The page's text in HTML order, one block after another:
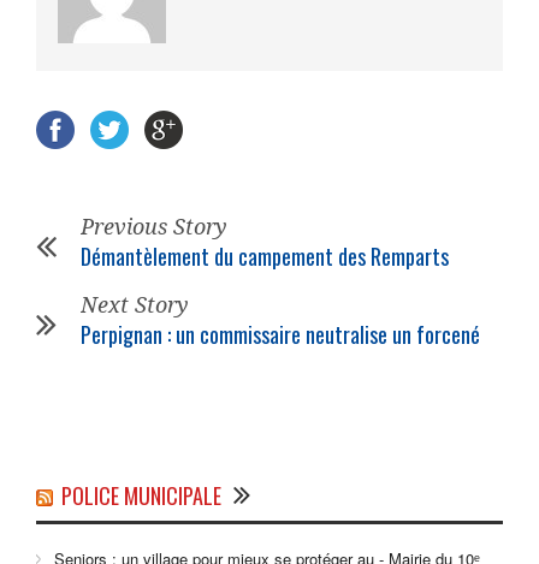
Previous Story
Démantèlement du campement des Remparts
Next Story
Perpignan : un commissaire neutralise un forcené
POLICE MUNICIPALE
Seniors : un village pour mieux se protéger au - Mairie du 10ᵉ